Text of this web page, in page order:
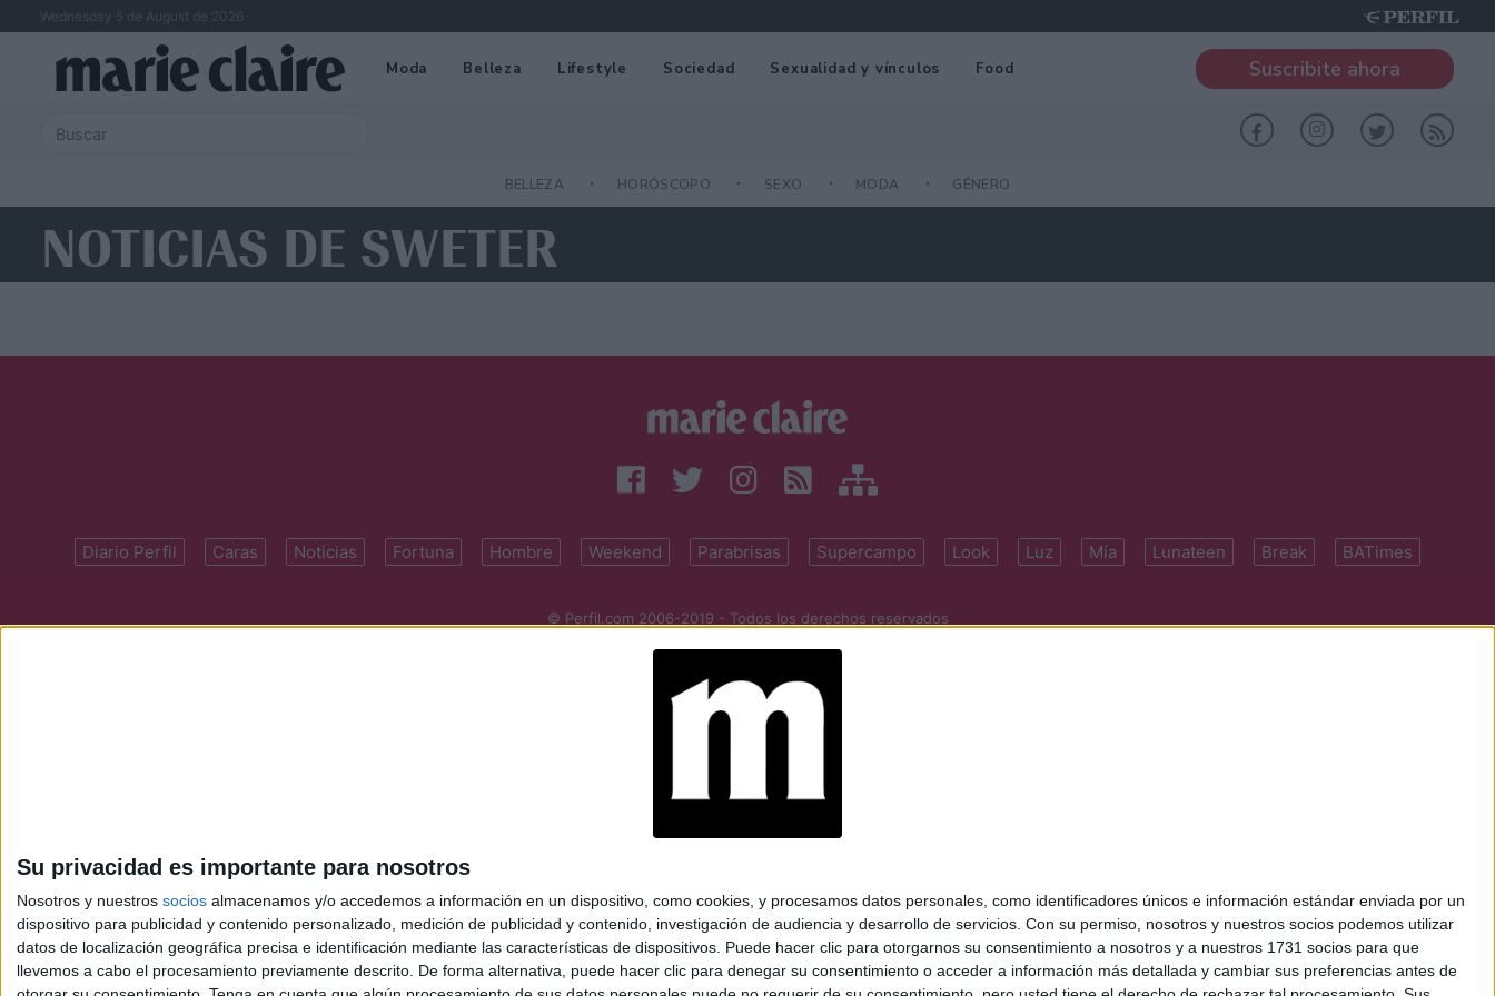
Su privacidad es importante para nosotros
Nosotros y nuestros socios almacenamos y/o accedemos a información en un dispositivo, como cookies, y procesamos datos personales, como identificadores únicos e información estándar enviada por un
dispositivo para publicidad y contenido personalizado, medición de publicidad y contenido, investigación de audiencia y desarrollo de servicios. Con su permiso, nosotros y nuestros socios podemos utilizar
datos de localización geográfica precisa e identificación mediante las características de dispositivos. Puede hacer clic para otorgarnos su consentimiento a nosotros y a nuestros 1731 socios para que
llevemos a cabo el procesamiento previamente descrito. De forma alternativa, puede hacer clic para denegar su consentimiento o acceder a información más detallada y cambiar sus preferencias antes de
Wednesday 5 de August de 2026
Moda Belleza Lifestyle Sociedad Sexualidad y vínculos Food Suscribite ahora
BELLEZA HORÓSCOPO SEXO MODA GÉNERO
NOTICIAS DE SWETER
Diario Perfil Caras Noticias Fortuna Hombre Weekend Parabrisas Supercampo Look Luz Mía Lunateen Break BATimes
© Perfil.com 2006-2019 - Todos los derechos reservados
perfilcom@perfil.com| Propietario: Diario Perfil S.A.